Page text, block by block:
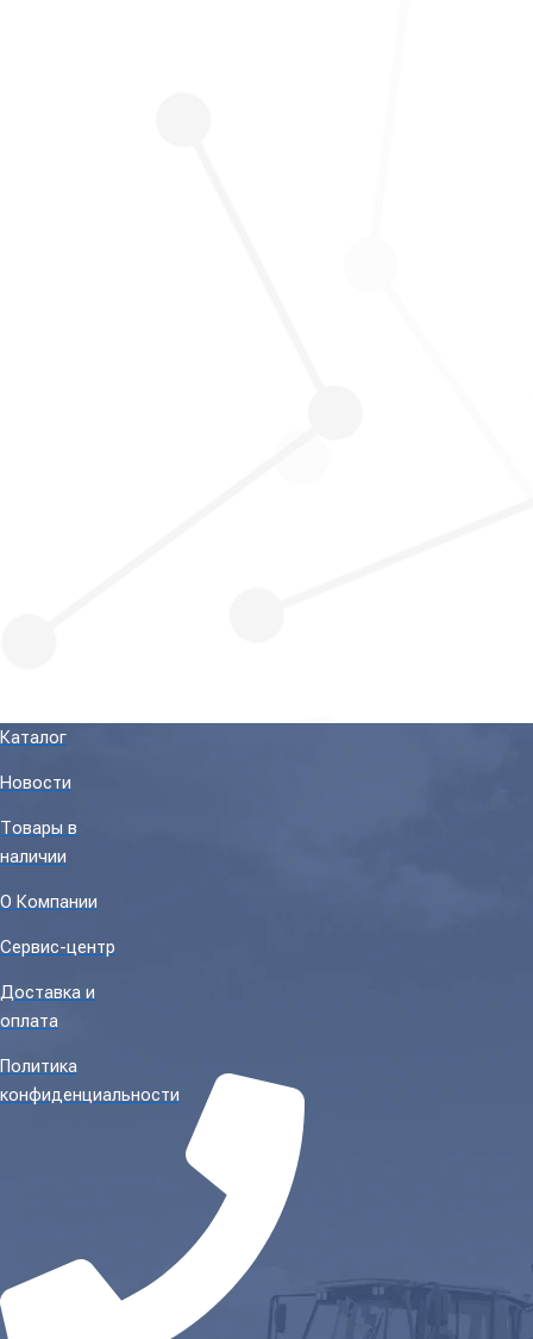
Каталог
Новости
Товары в
наличии
О Компании
Сервис-центр
Доставка и
оплата
Политика
конфиденциальности